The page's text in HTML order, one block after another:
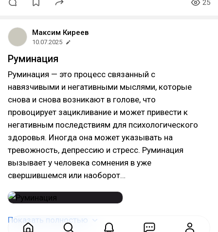
25
Максим Киреев
10.07.2025
Руминация
Руминация — это процесс связанный с
навязчивыми и негативными мыслями, которые
снова и снова возникают в голове, что
провоцирует зацикливание и может привести к
негативным последствиям для психологического
здоровья. Иногда она может указывать на
тревожность, депрессию и стресс. Руминация
вызывает у человека сомнения в уже
свершившемся или наоборот…
Показать полностью